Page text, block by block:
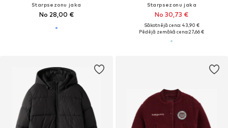
Starpsezonu jaka
No 28,00 €
Starpsezonu jaka
No 30,73 €
Sākotnējā cena: 43,90 €
Pēdējā zemākā cena:27,66 €